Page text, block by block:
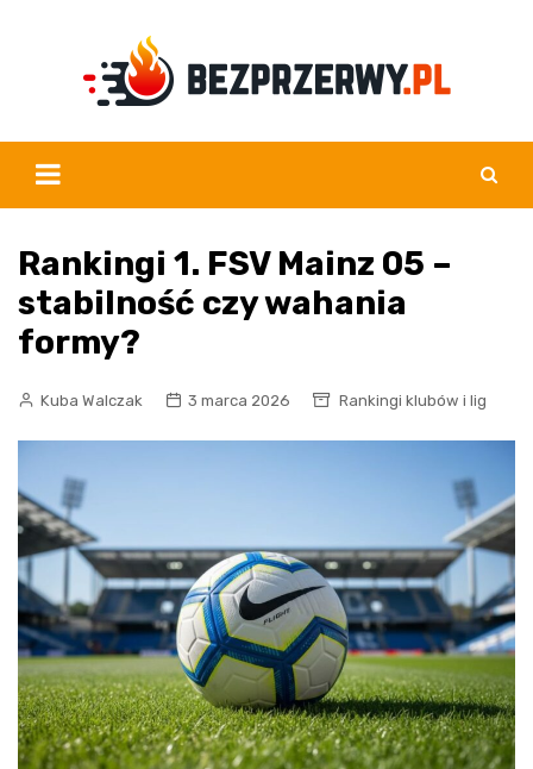
Rankingi 1. FSV Mainz 05 –
stabilność czy wahania
formy?
Kuba Walczak 3 marca 2026 Rankingi klubów i lig